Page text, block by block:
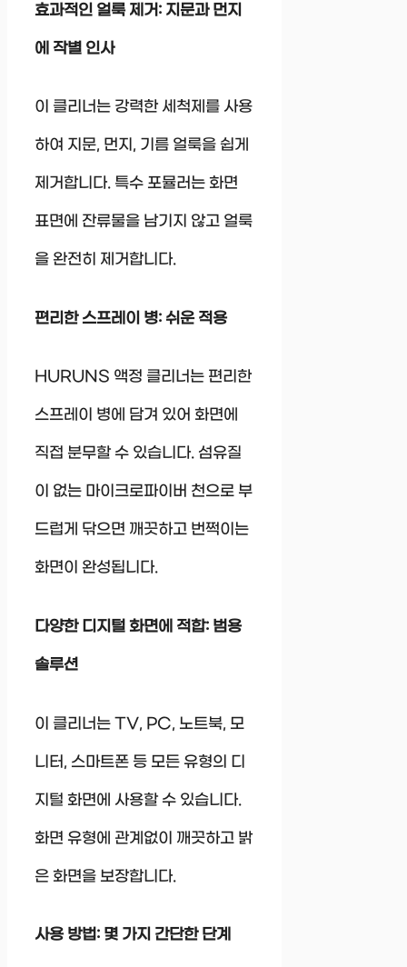
효과적인 얼룩 제거: 지문과 먼지
에 작별 인사
이 클리너는 강력한 세척제를 사용
하여 지문, 먼지, 기름 얼룩을 쉽게
제거합니다. 특수 포뮬러는 화면
표면에 잔류물을 남기지 않고 얼룩
을 완전히 제거합니다.
편리한 스프레이 병: 쉬운 적용
HURUNS 액정 클리너는 편리한
스프레이 병에 담겨 있어 화면에
직접 분무할 수 있습니다. 섬유질
이 없는 마이크로파이버 천으로 부
드럽게 닦으면 깨끗하고 번쩍이는
화면이 완성됩니다.
다양한 디지털 화면에 적합: 범용
솔루션
이 클리너는 TV, PC, 노트북, 모
니터, 스마트폰 등 모든 유형의 디
지털 화면에 사용할 수 있습니다.
화면 유형에 관계없이 깨끗하고 밝
은 화면을 보장합니다.
사용 방법: 몇 가지 간단한 단계